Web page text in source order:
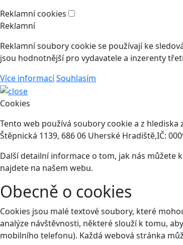
Reklamní cookies
Reklamní
Reklamní soubory cookie se používají ke
jsou hodnotnější pro vydavatele a inzerenty
Více informacíSouhlasím
Cookies
Tento web používá soubory cookie a z
Štěpnická 1139, 686 06 Uherské Hradiště,IČ:
Další detailní informace o tom, jak nás můžete
najdete na našem webu.
Obecně o cookies
Cookies jsou malé textové soubory, které
analýze návštěvnosti, některé slouží k tomu,
mobilního telefonu). Každá webová stránka